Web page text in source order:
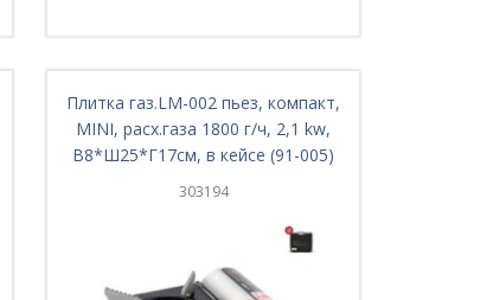
Плитка газ.LM-002 пьез, компакт,
MINI, расх.газа 1800 г/ч, 2,1 kw,
В8*Ш25*Г17см, в кейсе (91-005)
303194